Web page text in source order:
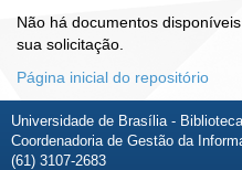
Não há documentos
sua solicitação.
Página inicial do repositório
Universidade de Brasília -
Coordenadoria de Gestão da
(61) 3107-2683